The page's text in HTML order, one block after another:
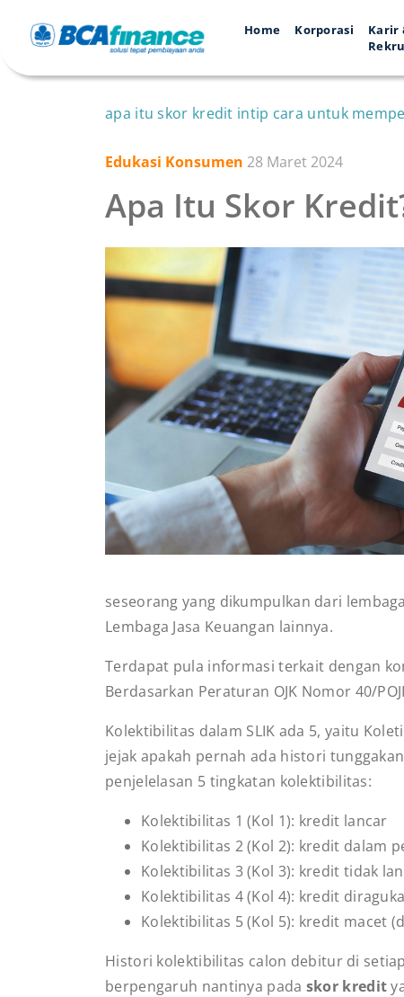
Home Korporasi
Karir
apa itu skor kredit intip cara untuk
Edukasi Konsumen 28 Maret 2024
Apa Itu Skor
seseorang yang dikumpulkan dari
Lembaga Jasa Keuangan lainnya.
Terdapat pula informasi terkait dengan
Berdasarkan Peraturan OJK Nomor 40/
Kolektibilitas dalam SLIK ada 5, yaitu
jejak apakah pernah ada histori
penjelelasan 5 tingkatan kolektibilitas:
Kolektibilitas 1 (Kol 1): kredit lancar
Kolektibilitas 2 (Kol 2): kredit dalam
Kolektibilitas 3 (Kol 3): kredit tidak
Kolektibilitas 4 (Kol 4): kredit
Kolektibilitas 5 (Kol 5): kredit macet
Histori kolektibilitas calon debitur di
berpengaruh nantinya pada skor kredit